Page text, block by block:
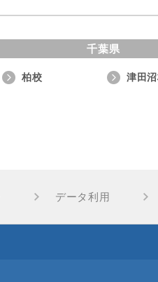
千葉県
柏校 津田
データ利用